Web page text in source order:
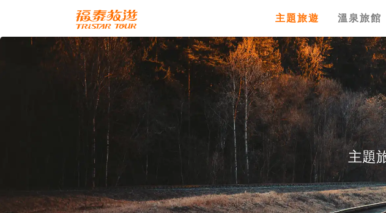
主題旅遊 溫泉旅館
主題